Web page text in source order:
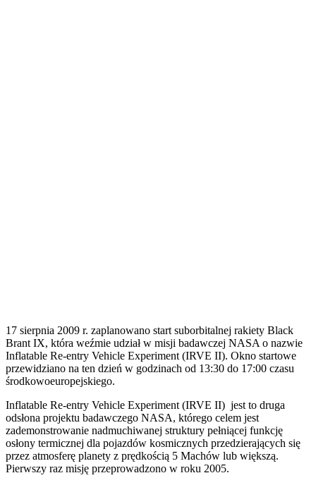
17 sierpnia 2009 r. zaplanowano start suborbitalnej rakiety Black
Brant IX, która weźmie udział w misji badawczej NASA o nazwie
Inflatable Re-entry Vehicle Experiment (IRVE II). Okno startowe
przewidziano na ten dzień w godzinach od 13:30 do 17:00 czasu
środkowoeuropejskiego.
Inflatable Re-entry Vehicle Experiment (IRVE II) jest to druga
odsłona projektu badawczego NASA, którego celem jest
zademonstrowanie nadmuchiwanej struktury pełniącej funkcję
osłony termicznej dla pojazdów kosmicznych przedzierających się
przez atmosferę planety z prędkością 5 Machów lub większą.
Pierwszy raz misję przeprowadzono w roku 2005.